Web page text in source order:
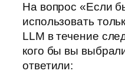
На вопрос «Если
использовать
LLM в течение
кого бы вы
ответили: